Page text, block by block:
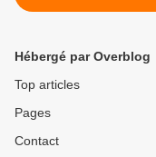
Hébergé par Overblog
Top articles
Pages
Contact